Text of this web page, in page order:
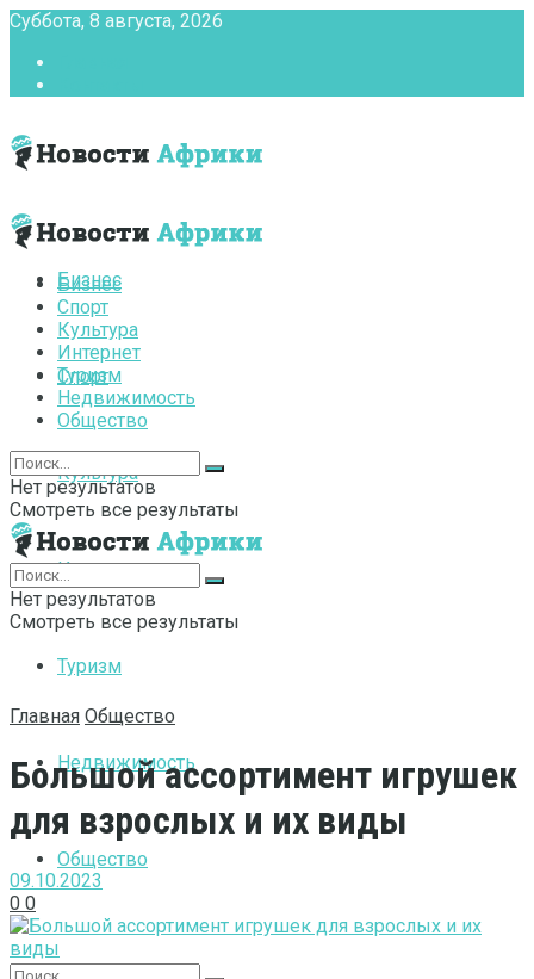
Суббота, 8 августа, 2026
Бизнес
Спорт
Культура
Интернет
Туризм
Недвижимость
Общество
Бизнес
Спорт
Культура
Интернет
Туризм
Недвижимость
Общество
Нет результатов
Смотреть все результаты
Нет результатов
Смотреть все результаты
Главная Общество
Большой ассортимент игрушек
для взрослых и их виды
09.10.2023
0 0